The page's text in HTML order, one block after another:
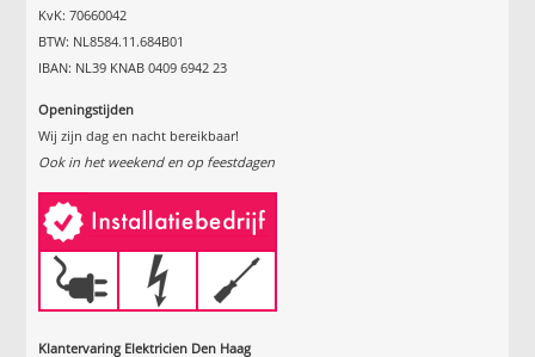
KvK: 70660042
BTW: NL8584.11.684B01
IBAN: NL39 KNAB 0409 6942 23
Openingstijden
Wij zijn dag en nacht bereikbaar!
Ook in het weekend en op feestdagen
Klantervaring Elektricien Den Haag